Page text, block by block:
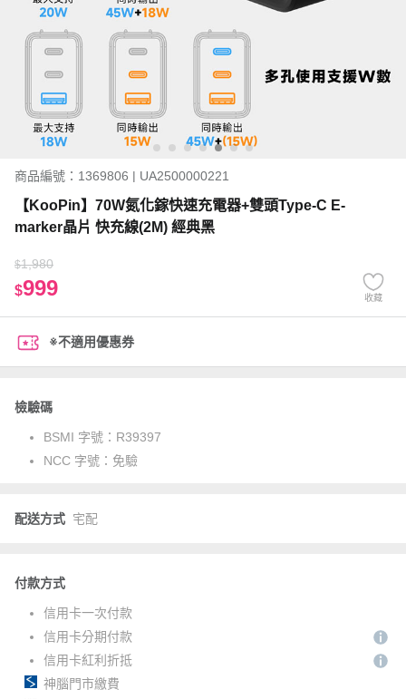
商品編號：1369806 | UA2500000221
【KooPin】70W氮化鎵快速充電器+雙頭Type-C E-
marker晶片 快充線(2M) 經典黑
$1,980
$999 收藏
※不適用優惠券
檢驗碼
BSMI 字號： R39397
NCC 字號： 免驗
配送方式 宅配
付款方式
信用卡一次付款
信用卡分期付款
信用卡紅利折抵
神腦門市繳費